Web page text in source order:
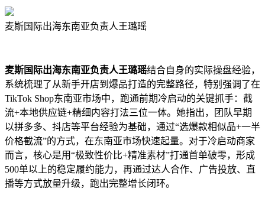
麦斯国际出海东南亚负责人王璐瑶
麦斯国际出海东南亚负责人王璐瑶结合自身的实际操盘经验，
系统梳理了从新手开店到爆品打造的完整路径，特别强调了在
TikTok Shop东南亚市场中，跑通前期冷启动的关键抓手：截
流+本地供应链+精细内容打法三位一体。她指出，团队早期
以拼多多、抖店等平台经验为基础，通过“选爆款相似品+一半
价格截流”的方式，在东南亚市场快速起量。对于冷启动商家
而言，核心是用“极致性价比+精准素材”打通首单破零，形成
500单以上的稳定履约能力，再通过达人合作、广告投放、直
播等方式放量升级，跑出完整增长闭环。